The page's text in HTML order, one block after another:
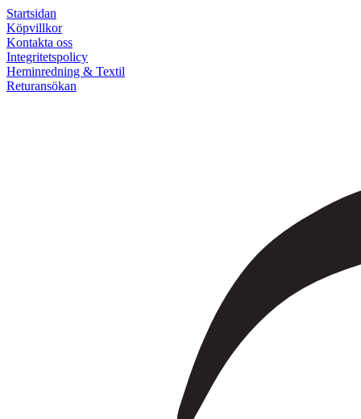
Startsidan
Köpvillkor
Kontakta oss
Integritetspolicy
Heminredning & Textil
Returansökan